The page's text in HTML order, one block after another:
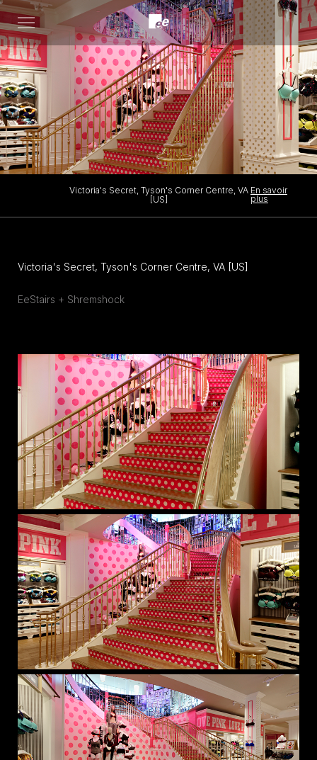
Open
menu
Victoria's Secret, Tyson's Corner Centre, VA
[US]
En savoir
plus
Victoria's Secret, Tyson's Corner Centre, VA [US]
EeStairs + Shremshock